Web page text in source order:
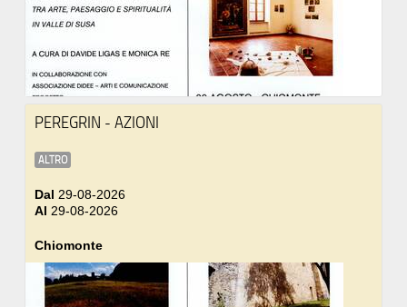
PEREGRIN - AZIONI
ALTRO
Dal 29-08-2026
Al 29-08-2026
Chiomonte